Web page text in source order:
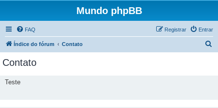
Mundo phpBB
FAQ Entrar
Registrar
Índice do fórum Contato
Contato
Teste